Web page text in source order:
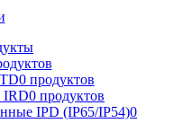
0 продуктов
IRD0 продуктов
IPD (IP65/IP54)0